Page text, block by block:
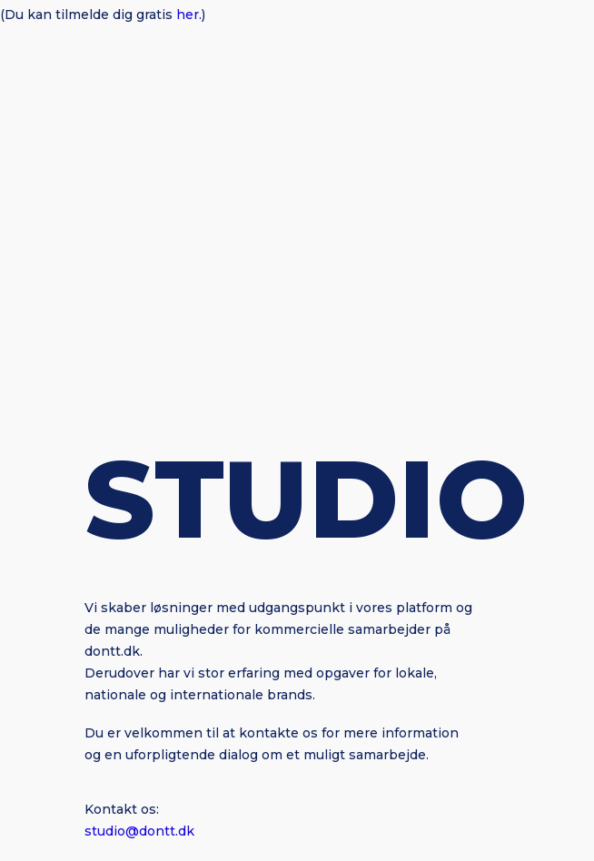
(Du kan tilmelde dig gratis her.)
STUDIO
Vi skaber løsninger med udgangspunkt i vores platform og
de mange muligheder for kommercielle samarbejder på
dontt.dk.
Derudover har vi stor erfaring med opgaver for lokale,
nationale og internationale brands.
Du er velkommen til at kontakte os for mere information
og en uforpligtende dialog om et muligt samarbejde.
Kontakt os:
studio@dontt.dk